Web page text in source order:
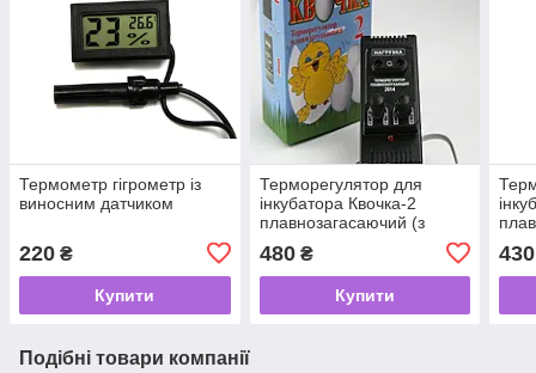
Термометр гігрометр із
виносним датчиком
220 ₴
Купити
Терморегулятор для
інкубатора Квочка-2
плавнозагасаючий (з
480₴
Купити
430
Подібні товари компанії